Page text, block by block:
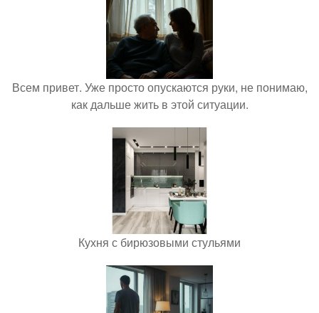
Всем привет. Уже просто опускаются руки, не понимаю,
как дальше жить в этой ситуации.
Кухня с бирюзовыми стульями